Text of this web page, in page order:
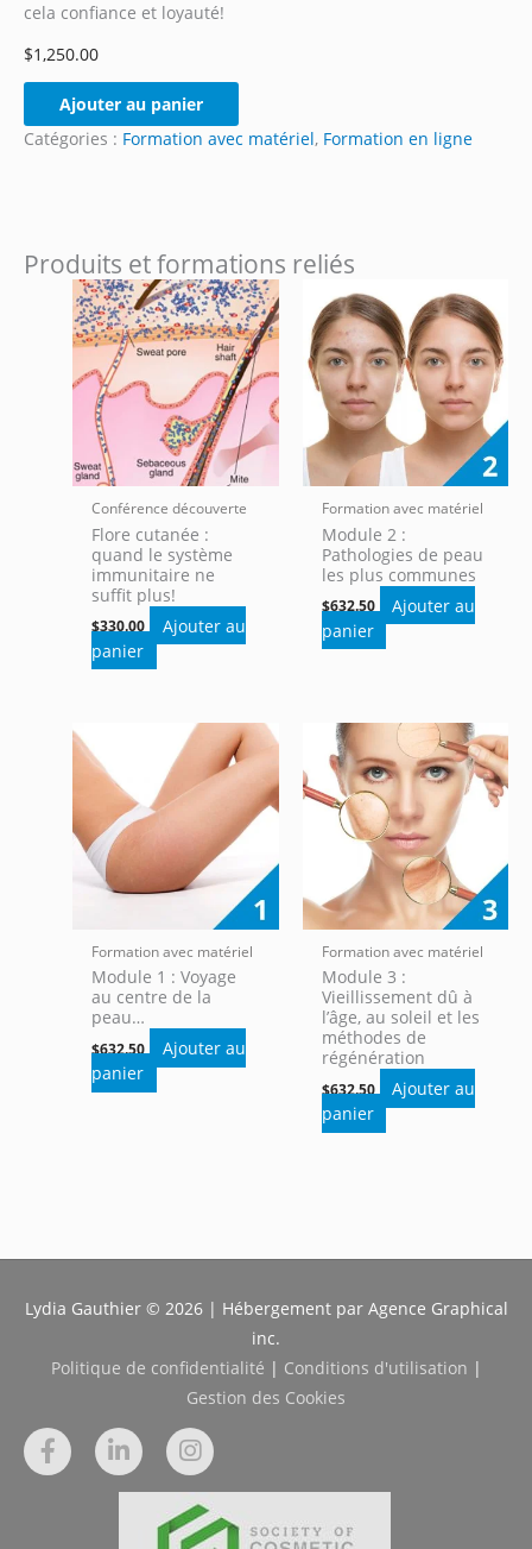
cela confiance et loyauté!
$1,250.00
quantité
de
Introduction
à
cosmétologie
Ajouter au panier
Catégories : Formation avec matériel, Formation en ligne
Produits et formations reliés
Conférence découverte
Flore cutanée :
quand le système
immunitaire ne
suffit plus!
$330.00
Ajouter au
panier
Formation avec matériel
Module 2 :
Pathologies de peau
les plus communes
$632.50
Ajouter au
panier
Formation avec matériel
Module 1 : Voyage
au centre de la
peau…
$632.50
Ajouter au
panier
Formation avec matériel
Module 3 :
Vieillissement dû à
l’âge, au soleil et les
méthodes de
régénération
$632.50
Ajouter au
panier
Lydia Gauthier © 2026 | Hébergement par Agence Graphical
inc.
Politique de confidentialité | Conditions d'utilisation |
Gestion des Cookies